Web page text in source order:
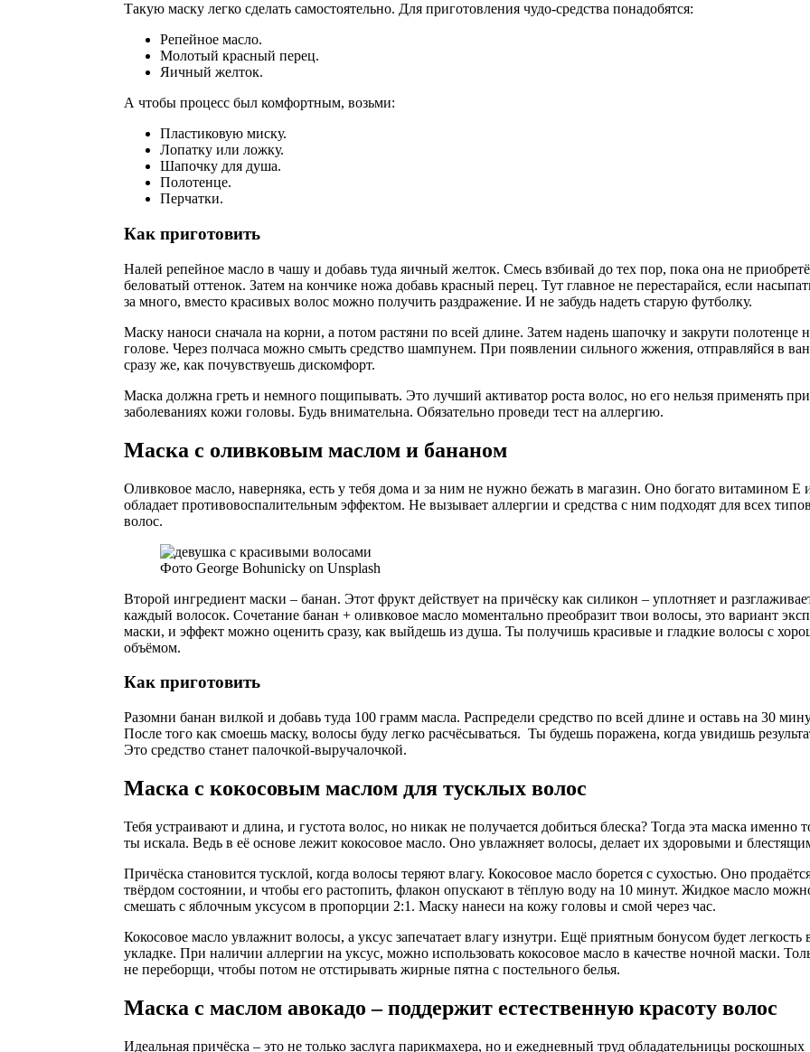
Такую маску легко сделать самостоятельно. Для приготовления чудо-средства понадобятся:
Репейное масло.
Молотый красный перец.
Яичный желток.
А чтобы процесс был комфортным, возьми:
Пластиковую миску.
Лопатку или ложку.
Шапочку для душа.
Полотенце.
Перчатки.
Как приготовить
Налей репейное масло в чашу и добавь туда яичный желток. Смесь взбивай до тех пор, пока она не
беловатый оттенок. Затем на кончике ножа добавь красный перец. Тут главное не перестарайся, если
за много, вместо красивых волос можно получить раздражение. И не забудь надеть старую футболку.
Маску наноси сначала на корни, а потом растяни по всей длине. Затем надень шапочку и закрути полотенце
голове. Через полчаса можно смыть средство шампунем. При появлении сильного жжения, отправляйся в
сразу же, как почувствуешь дискомфорт.
Маска должна греть и немного пощипывать. Это лучший активатор роста волос, но его нельзя применять при
заболеваниях кожи головы. Будь внимательна. Обязательно проведи тест на аллергию.
Маска с оливковым маслом и бананом
Оливковое масло, наверняка, есть у тебя дома и за ним не нужно бежать в магазин. Оно богато витамином Е
обладает противовоспалительным эффектом. Не вызывает аллергии и средства с ним подходят для всех
волос.
Фото George Bohunicky on Unsplash
Второй ингредиент маски – банан. Этот фрукт действует на причёску как силикон – уплотняет и
каждый волосок. Сочетание банан + оливковое масло моментально преобразит твои волосы, это вариант
маски, и эффект можно оценить сразу, как выйдешь из душа. Ты получишь красивые и гладкие волосы с
объёмом.
Как приготовить
Разомни банан вилкой и добавь туда 100 грамм масла. Распредели средство по всей длине и оставь на 30
После того как смоешь маску, волосы буду легко расчёсываться. Ты будешь поражена, когда увидишь
Это средство станет палочкой-выручалочкой.
Маска с кокосовым маслом для тусклых волос
Тебя устраивают и длина, и густота волос, но никак не получается добиться блеска? Тогда эта маска именно
ты искала. Ведь в её основе лежит кокосовое масло. Оно увлажняет волосы, делает их здоровыми и
Причёска становится тусклой, когда волосы теряют влагу. Кокосовое масло борется с сухостью. Оно
твёрдом состоянии, и чтобы его растопить, флакон опускают в тёплую воду на 10 минут. Жидкое масло
смешать с яблочным уксусом в пропорции 2:1. Маску нанеси на кожу головы и смой через час.
Кокосовое масло увлажнит волосы, а уксус запечатает влагу изнутри. Ещё приятным бонусом будет легкость
укладке. При наличии аллергии на уксус, можно использовать кокосовое масло в качестве ночной маски.
не переборщи, чтобы потом не отстирывать жирные пятна с постельного белья.
Маска с маслом авокадо – поддержит естественную красоту волос
Идеальная причёска – это не только заслуга парикмахера, но и ежедневный труд обладательницы роскошных